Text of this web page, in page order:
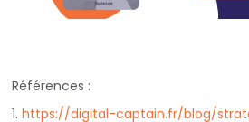
Références :
1.https://digital-captain.fr/blog/